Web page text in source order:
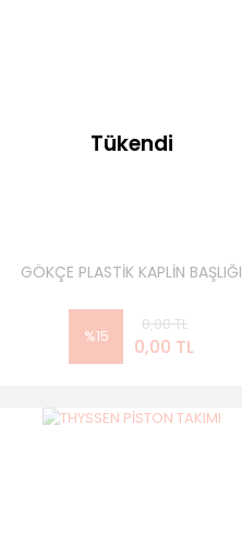
Tükendi
GÖKÇE PLASTİK KAPLİN BAŞLIĞI
%15
0,00 TL
0,00 TL